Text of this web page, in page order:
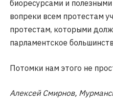
биоресурсами и
вопреки всем протестам
протестам, которыми
парламентское
Потомки нам этого не
Алексей Смирнов,